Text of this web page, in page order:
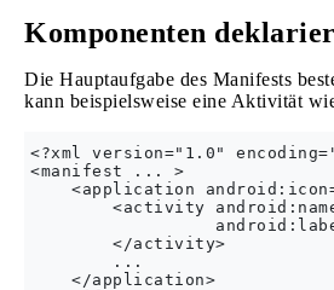
Komponenten
Die Hauptaufgabe des Manifests
kann beispielsweise eine Aktivität
<?xml version="1.0"
<manifest ... >
<application
<activity
        </activity>
        ...
    </application>